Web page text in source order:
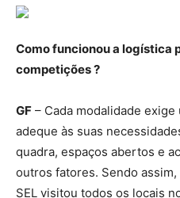
Como funcionou a logística
competições ?
GF – Cada modalidade
adeque às suas
quadra, espaços abertos e
outros fatores. Sendo
SEL visitou todos os locais